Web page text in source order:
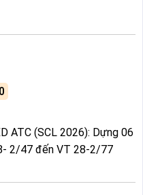
ATC (SCL 2026): Dựng 06
2/47 đến VT 28-2/77